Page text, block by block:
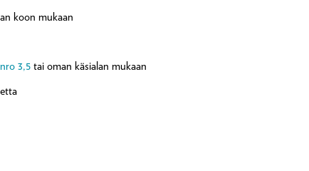
koon mukaan
3,5tai oman käsialan mukaan